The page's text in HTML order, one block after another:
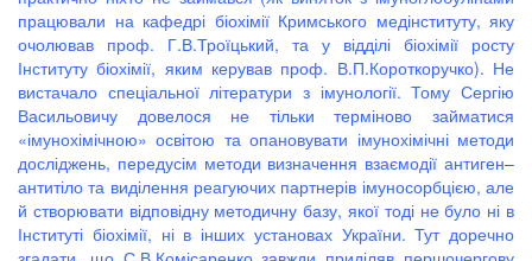
працювали на кафедрі біохімії Кримського медінституту, яку
очолював проф. Г.В.Троїцький, та у відділі біохімії росту
Інституту біохімії, яким керував проф. В.П.Короткоручко). Не
вистачало спеціальної літератури з імунології. Тому Сергію
Васильовичу довелося не тільки терміново займатися
«імунохімічною» освітою та опановувати імунохімічні методи
досліджень, передусім методи визначення взаємодії антиген–
антитіло та виділення реагуючих партнерів імуносорбцією, але
й створювати відповідну методичну базу, якої тоді не було ні в
Інституті біохімії, ні в інших установах України. Тут доречно